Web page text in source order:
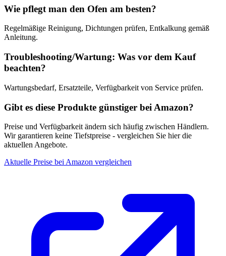
Wie pflegt man den Ofen am besten?
Regelmäßige Reinigung, Dichtungen prüfen, Entkalkung gemäß
Anleitung.
Troubleshooting/Wartung: Was vor dem Kauf
beachten?
Wartungsbedarf, Ersatzteile, Verfügbarkeit von Service prüfen.
Gibt es diese Produkte günstiger bei Amazon?
Preise und Verfügbarkeit ändern sich häufig zwischen Händlern.
Wir garantieren keine Tiefstpreise - vergleichen Sie hier die
aktuellen Angebote.
Aktuelle Preise bei Amazon vergleichen